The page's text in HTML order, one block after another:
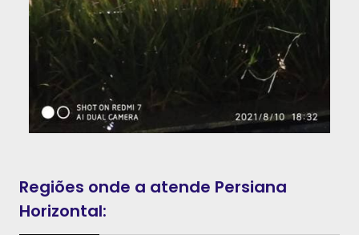
Regiões onde a atende Persiana
Horizontal: